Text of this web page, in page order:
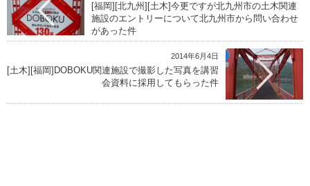
[福岡][北九州][土木]今更ですが北九州市の土木関連
施設のエントリーについて北九州市から問い合わせ
があった件
2014年6月4日
[土木][福岡]DOBOKU関連施設で撮影した写真を講習
会資料に採用してもらった件